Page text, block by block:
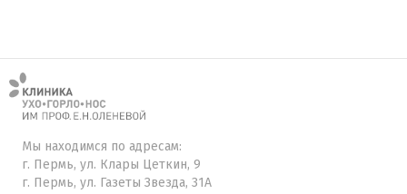
Мы находимся по адресам:
г. Пермь, ул. Клары Цеткин, 9
г. Пермь, ул. Газеты Звезда, 31А